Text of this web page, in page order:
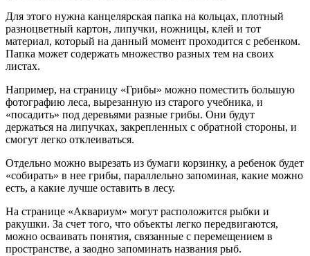
Для этого нужна канцелярская папка на кольцах, плотный
разноцветный картон, липучки, ножницы, клей и тот
материал, который на данный момент проходится с ребенком.
Папка может содержать множество разных тем на своих
листах.
Например, на страницу «Грибы» можно поместить большую
фотографию леса, вырезанную из старого учебника, и
«посадить» под деревьями разные грибы. Они будут
держаться на липучках, закрепленных с обратной стороны, и
смогут легко отклеиваться.
Отдельно можно вырезать из бумаги корзинку, а ребенок будет
«собирать» в нее грибы, параллельно запоминая, какие можно
есть, а какие лучше оставить в лесу.
На странице «Аквариум» могут расположится рыбки и
ракушки. За счет того, что объекты легко передвигаются,
можно осваивать понятия, связанные с перемещением в
пространстве, а заодно запоминать названия рыб.